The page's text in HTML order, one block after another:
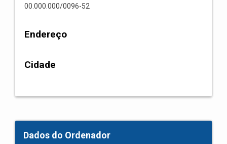
00.000.000/0096-52
Endereço
Cidade
Dados do Ordenador